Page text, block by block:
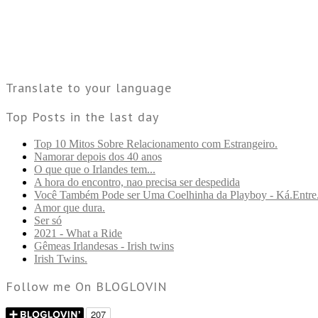
Translate to your language
Top Posts in the last day
Top 10 Mitos Sobre Relacionamento com Estrangeiro.
Namorar depois dos 40 anos
O que que o Irlandes tem...
A hora do encontro, nao precisa ser despedida
Você Também Pode ser Uma Coelhinha da Playboy -
Amor que dura.
Ser só
2021 - What a Ride
Gêmeas Irlandesas - Irish twins
Irish Twins.
Follow me On BLOGLOVIN